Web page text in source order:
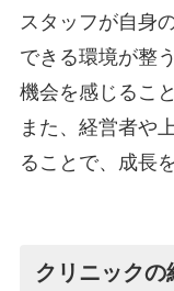
スタッフが自身
できる環境が整
機会を感じるこ
また、経営者や
ることで、成長
クリニック